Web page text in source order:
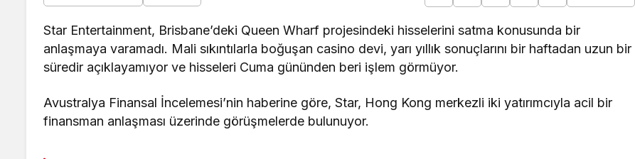
Star Entertainment, Brisbane’deki Queen Wharf projesindeki hisselerini satma konusunda bir
anlaşmaya varamadı. Mali sıkıntılarla boğuşan casino devi, yarı yıllık sonuçlarını bir haftadan uzun bir
süredir açıklayamıyor ve hisseleri Cuma gününden beri işlem görmüyor.
Avustralya Finansal İncelemesi’nin haberine göre, Star, Hong Kong merkezli iki yatırımcıyla acil bir
finansman anlaşması üzerinde görüşmelerde bulunuyor.